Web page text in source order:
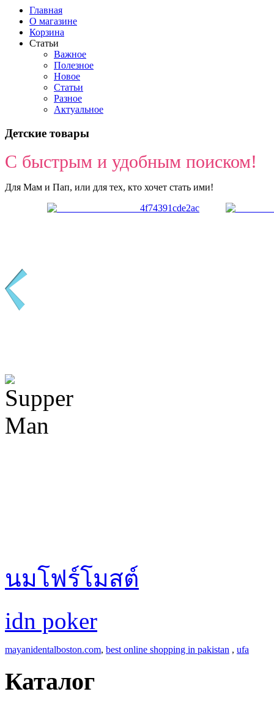
Главная
О магазине
Корзина
Статьи
Важное
Полезное
Новое
Статьи
Разное
Актуальное
Детские товары
С быстрым и удобным поиском!
Для Мам и Пап, или для тех, кто хочет стать ими!
นมโฟร์โมสต์
idn poker
mayanidentalboston.com, best online shopping in pakistan , ufa
Каталог